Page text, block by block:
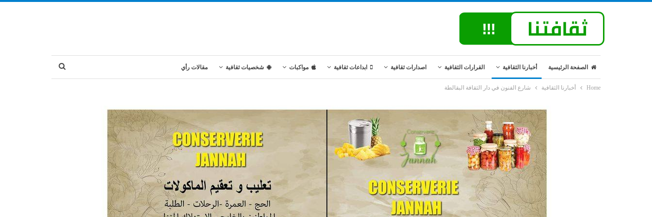
الصفحة الرئيسية أخبارنا الثقافية القرارات الثقافية اصدارات ثقافية ابداعات ثقافية مواكبات شخصيات ثقافية مقالات رأي
Home أخبارنا الثقافية شارع الفنون في دار الثقافة البقالطة